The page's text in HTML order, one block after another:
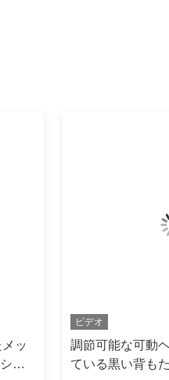
ッ
ュ
ビデオ
調節可能な可動
ている黒い背も